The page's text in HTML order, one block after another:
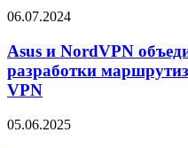
Ultra
в
цвете
Satin
Asus
NordVPN
объединяют
усилия
для
маршрутизаторов
06.07.2024
Asus и NordVPN
разработки
VPN
Samsung
05.06.2025